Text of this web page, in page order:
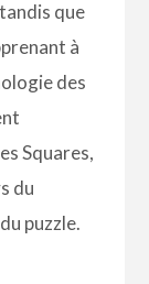
que
à
des
Squares,
du
puzzle.